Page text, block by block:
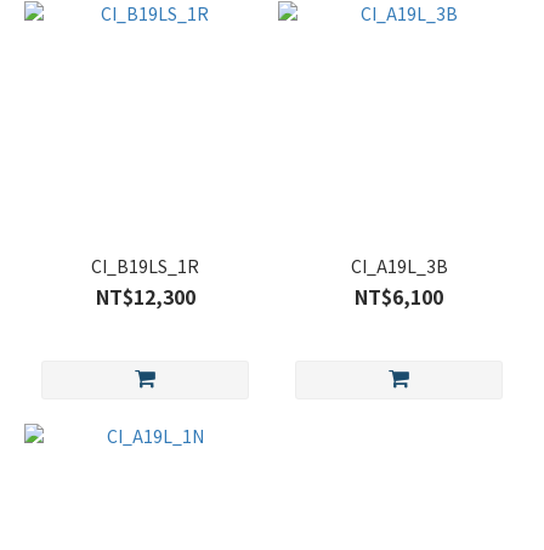
CI_B19LS_1R
NT$12,300
CI_A19L_3B
NT$6,100